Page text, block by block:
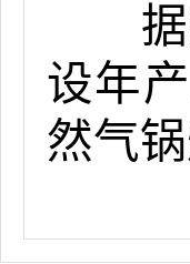
据
设年
然气